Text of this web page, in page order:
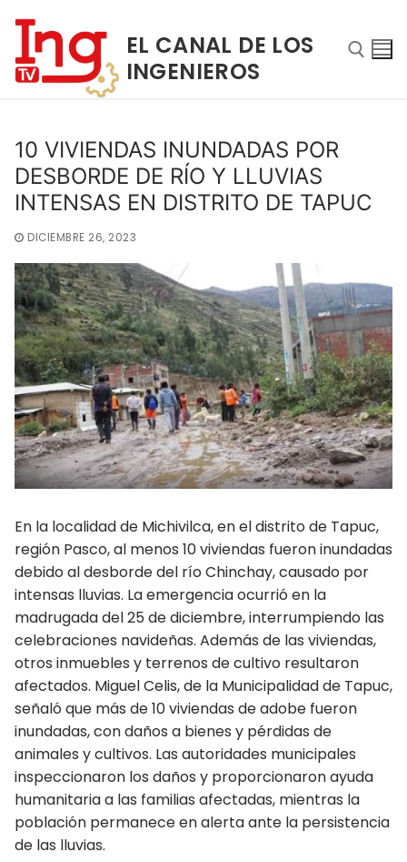
contenido
EL CANAL DE LOS
INGENIEROS
INICIO
NOSOTROS
PROGRAMAS
PUBLICACIONES
CONSEJOS DEPARTAMENTALES
Amazonas
Ancash Chimbote
Ancash Huaraz
Apurímac
Arequipa
Ayacucho
Cajamarca
Callao
Cusco
10 VIVIENDAS INUNDADAS POR
DESBORDE DE RÍO Y LLUVIAS
INTENSAS EN DISTRITO DE TAPUC
DICIEMBRE 26, 2023
En la localidad de Michivilca, en el distrito de Tapuc,
región Pasco, al menos 10 viviendas fueron inundadas
debido al desborde del río Chinchay, causado por
intensas lluvias. La emergencia ocurrió en la
madrugada del 25 de diciembre, interrumpiendo las
celebraciones navideñas. Además de las viviendas,
otros inmuebles y terrenos de cultivo resultaron
afectados. Miguel Celis, de la Municipalidad de Tapuc,
señaló que más de 10 viviendas de adobe fueron
inundadas, con daños a bienes y pérdidas de
animales y cultivos. Las autoridades municipales
inspeccionaron los daños y proporcionaron ayuda
humanitaria a las familias afectadas, mientras la
población permanece en alerta ante la persistencia
de las lluvias.